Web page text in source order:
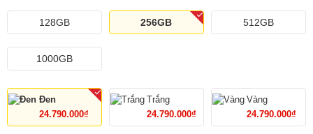
128GB 256GB 512GB
1000GB
Đen
24.790.000₫
Trắng
24.790.000₫
Vàng
24.790.000₫